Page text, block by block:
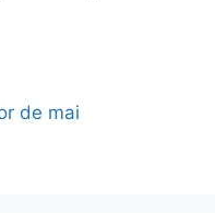
de mai